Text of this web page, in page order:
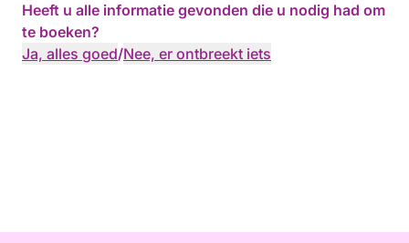
Heeft u alle informatie gevonden die u nodig had om
te boeken?
Ja, alles goed/Nee, er ontbreekt iets